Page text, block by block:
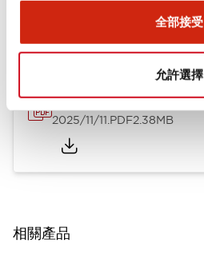
全部接受
允許選擇
TWS系列 控制元件
2025/11/11.PDF2.38MB
相關產品